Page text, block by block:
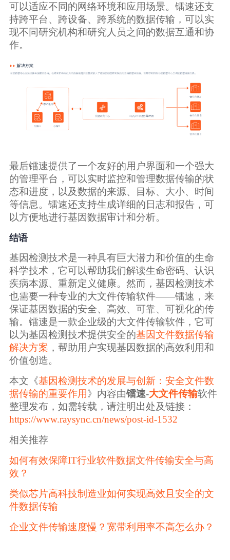
可以适应不同的网络环境和应用场景。镭速还支
持跨平台、跨设备、跨系统的数据传输，可以实
现不同研究机构和研究人员之间的数据互通和协
作。
最后镭速提供了一个友好的用户界面和一个强大
的管理平台，可以实时监控和管理数据传输的状
态和进度，以及数据的来源、目标、大小、时间
等信息。镭速还支持生成详细的日志和报告，可
以方便地进行基因数据审计和分析。
结语
基因检测技术是一种具有巨大潜力和价值的生命
科学技术，它可以帮助我们解读生命密码、认识
疾病本源、重新定义健康。然而，基因检测技术
也需要一种专业的大文件传输软件——镭速，来
保证基因数据的安全、高效、可靠、可视化的传
输。镭速是一款企业级的大文件传输软件，它可
以为基因检测技术提供安全的基因文件数据传输
解决方案 ，帮助用户实现基因数据的高效利用和
价值创造。
本文《基因检测技术的发展与创新：安全文件数
据传输的重要作用》内容由镭速-大文件传输软件
整理发布，如需转载，请注明出处及链接：
https://www.raysync.cn/news/post-id-1532
相关推荐
如何有效保障IT行业软件数据文件传输安全与高
效？
类似芯片高科技制造业如何实现高效且安全的文
件数据传输
企业文件传输速度慢？宽带利用率不高怎么办？